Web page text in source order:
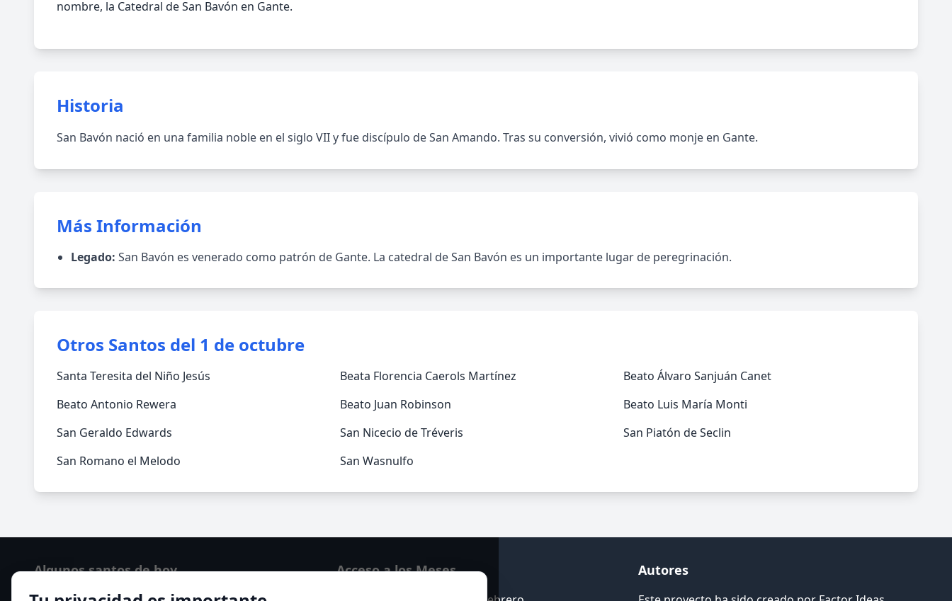
nombre, la Catedral de San Bavón en Gante.
Historia
San Bavón nació en una familia noble en el siglo VII y fue discípulo de San Amando. Tras su conversión, vivió como monje en Gante.
Más Información
Legado: San Bavón es venerado como patrón de Gante. La catedral de San Bavón es un importante lugar de peregrinación.
Otros Santos del 1 de octubre
Santa Teresita del Niño Jesús Beata Florencia Caerols Martínez
Beato Álvaro Sanjuán Canet
Beato Antonio Rewera
Beato Juan Robinson
Beato Luis María Monti
San Geraldo Edwards
San Nicecio de Tréveris
San Piatón de Seclin
San Romano el Melodo
San Wasnulfo
Algunos santos de hoy Acceso a los Meses Autores